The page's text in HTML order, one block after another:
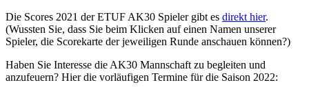
Die Scores 2021 der ETUF AK30 Spieler gibt es direkt hier.
(Wussten Sie, dass Sie beim Klicken auf einen Namen unserer
Spieler, die Scorekarte der jeweiligen Runde anschauen können?)
Haben Sie Interesse die AK30 Mannschaft zu begleiten und
anzufeuern? Hier die vorläufigen Termine für die Saison 2022: